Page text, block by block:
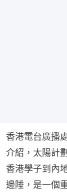
香港電台廣播
介紹，太陽計
香港學子到內
邊陲，是一個